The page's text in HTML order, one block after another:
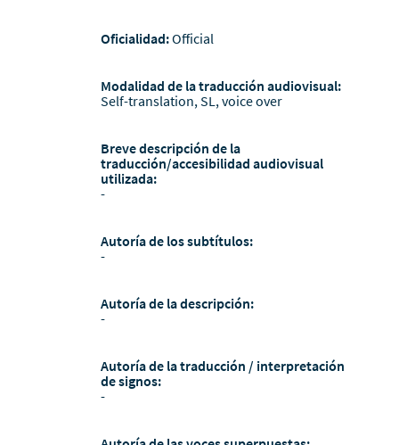
Oficialidad:Official
Modalidad de la traducción audiovisual:
Self-translation, SL, voice over
Breve descripción de la
traducción/accesibilidad audiovisual
utilizada:
-
Autoría de los subtítulos:
-
Autoría de la descripción:
-
Autoría de la traducción / interpretación
de signos:
-